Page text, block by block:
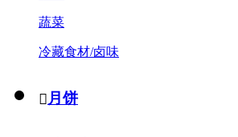
蔬菜
冷藏食材/卤味
月饼